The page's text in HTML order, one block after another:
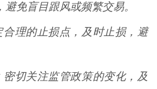
免盲目跟风或频繁交易。
理的止损点，及时止损，避
切关注监管政策的变化，及